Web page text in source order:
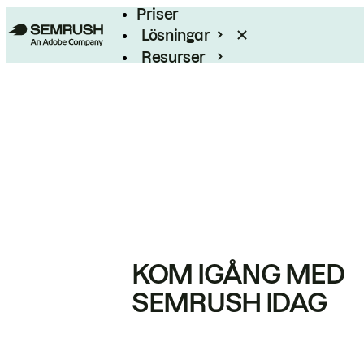
Priser
Lösningar
Resurser
KOM IGÅNG MED
SEMRUSH IDAG